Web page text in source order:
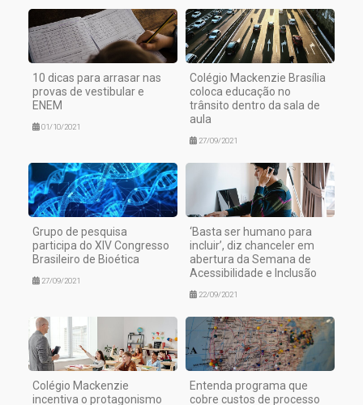
10 dicas para arrasar nas
provas de vestibular e
ENEM
01/10/2021
Colégio Mackenzie Brasília
coloca educação no
trânsito dentro da sala de
aula
27/09/2021
Grupo de pesquisa
participa do XIV Congresso
Brasileiro de Bioética
27/09/2021
‘Basta ser humano para
incluir’, diz chanceler em
abertura da Semana de
Acessibilidade e Inclusão
22/09/2021
Colégio Mackenzie
incentiva o protagonismo
Entenda programa que
cobre custos de processo